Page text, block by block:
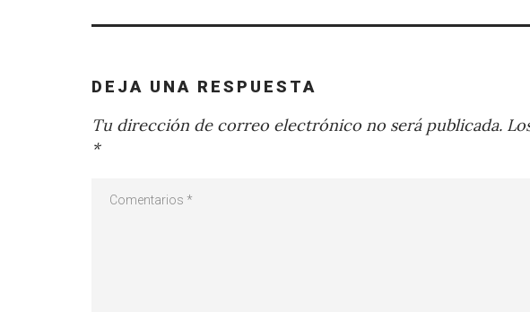
DEJA UNA RESPUESTA
Tu dirección de correo electrónico no será publicada.
*